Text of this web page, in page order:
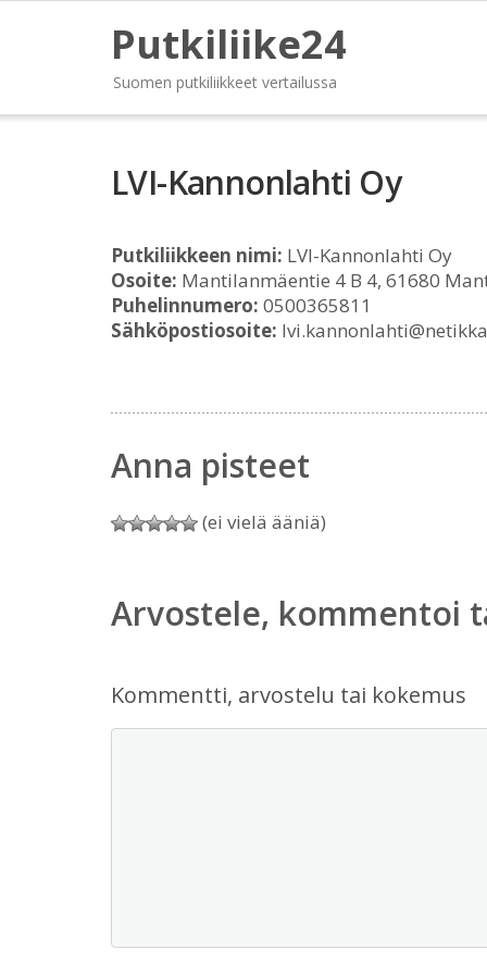
Putkiliike24
Suomen putkiliikkeet vertailussa
LVI-Kannonlahti Oy
Putkiliikkeen nimi: LVI-Kannonlahti Oy
Osoite: Mantilanmäentie 4 B 4, 61680
Puhelinnumero: 0500365811
Sähköpostiosoite:
Anna pisteet
(ei vielä ääniä)
Arvostele, kommentoi
Kommentti, arvostelu tai kokemus